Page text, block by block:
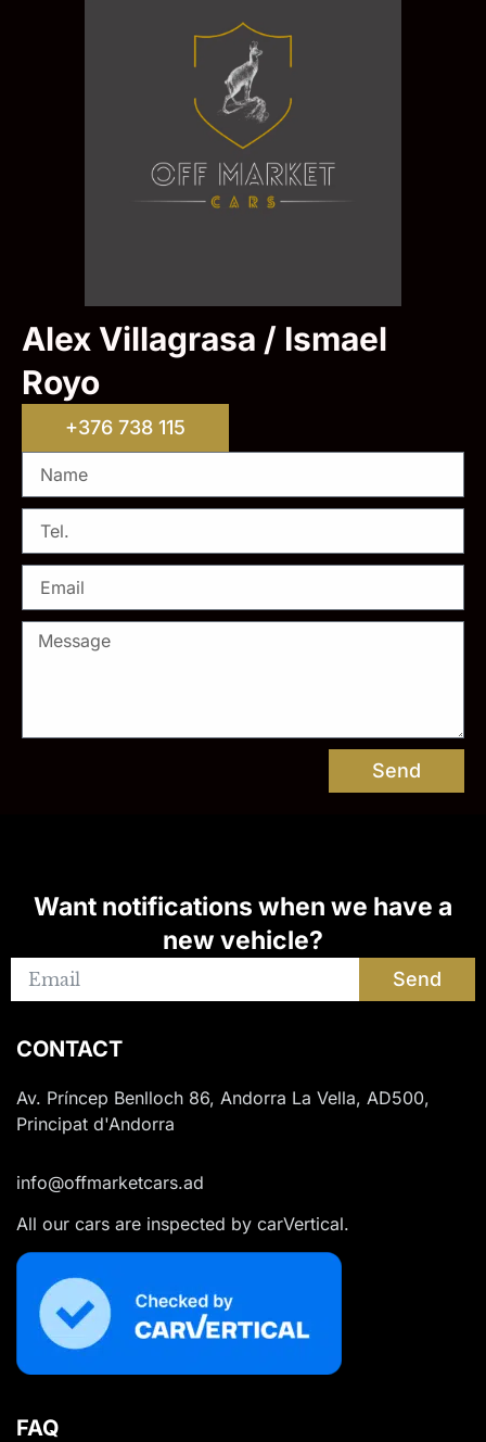
Alex Villagrasa / Ismael
Royo
+376 738 115
Send
Want notifications when we have a
new vehicle?
Send
CONTACT
Av. Príncep Benlloch 86, Andorra La Vella, AD500,
Principat d'Andorra
info@offmarketcars.ad
All our cars are inspected by carVertical.
FAQ